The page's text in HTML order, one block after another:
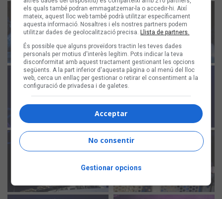
els quals també podran emmagatzemar-la o accedir-hi. Així
mateix, aquest lloc web també podrà utilitzar específicament
aquesta informació. Nosaltres i els nostres partners podem
utilitzar dades de geolocalització precisa. Llista de partners.
És possible que alguns proveïdors tractin les teves dades
personals per motius d'interès legítim. Pots indicar la teva
disconformitat amb aquest tractament gestionant les opcions
següents. A la part inferior d'aquesta pàgina o al menú del lloc
web, cerca un enllaç per gestionar o retirar el consentiment a la
configuració de privadesa i de galetes.
Acceptar
No consentir
Gestionar opcions